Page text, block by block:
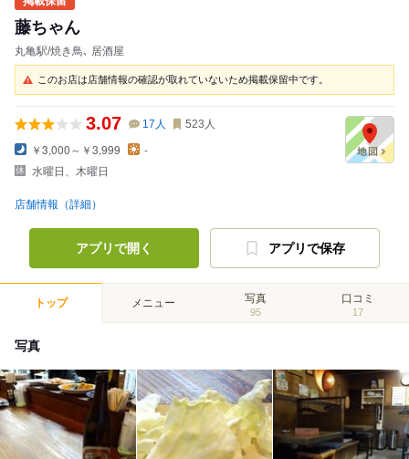
藤ちゃん
丸亀駅/焼き鳥､ 居酒屋
このお店は店舗情報の確認が取れていないため掲載保留中です。
3.07 17 人 523 人
￥3,000～￥3,999
-
水曜日、木曜日
店舗情報（詳細）
アプリで開く アプリで保存
トップ メニュー 写真
95
口コミ
17
写真